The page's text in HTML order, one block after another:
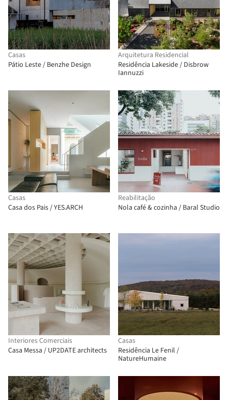
Casas
Pátio Leste / Benzhe Design
Arquitetura Residencial
Residência Lakeside / Disbrow
Iannuzzi
Casas
Casa dos Pais / YES.ARCH
Reabilitação
Nola café & cozinha / Baral Studio
Interiores Comerciais
Casa Messa / UP2DATE architects
Casas
Residência Le Fenil /
NatureHumaine